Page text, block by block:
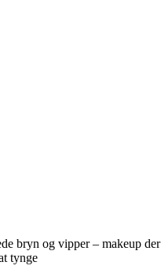
bryn og vipper – makeup der
tynge